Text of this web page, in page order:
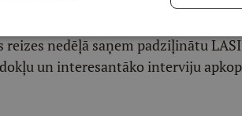
vēstkopai
nedēļā saņem padziļinātu
un interesantāko interviju